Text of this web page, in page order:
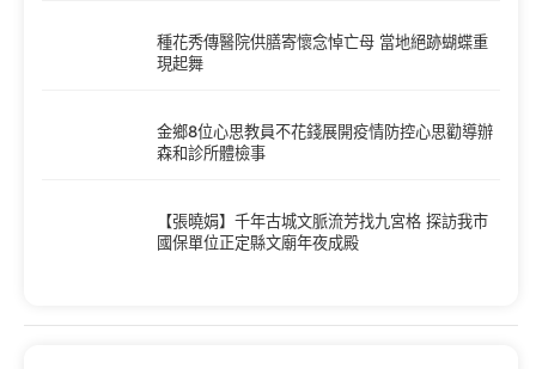
種花秀傳醫院供膳寄懷念悼亡母 當地絕跡蝴蝶重
現起舞
金鄉8位心思教員不花錢展開疫情防控心思勸導辦
森和診所體檢事
【張曉娟】千年古城文脈流芳找九宮格 探訪我市
國保單位正定縣文廟年夜成殿